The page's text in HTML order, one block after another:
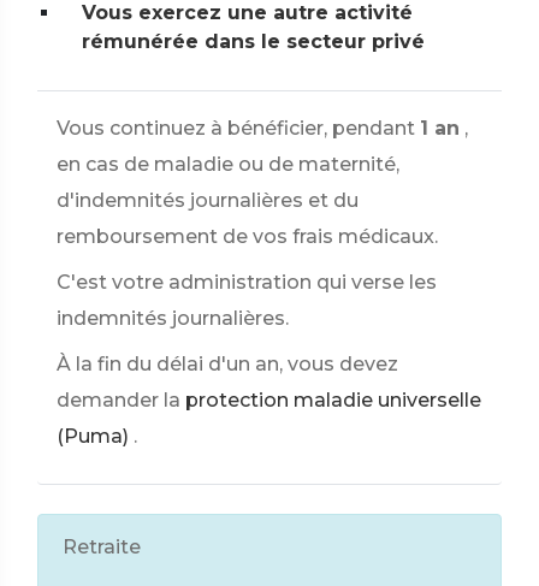
Vous exercez une autre activité
rémunérée dans le secteur privé
Vous continuez à bénéficier, pendant 1 an ,
en cas de maladie ou de maternité,
d'indemnités journalières et du
remboursement de vos frais médicaux.
C'est votre administration qui verse les
indemnités journalières.
À la fin du délai d'un an, vous devez
demander la protection maladie universelle
(Puma) .
Retraite